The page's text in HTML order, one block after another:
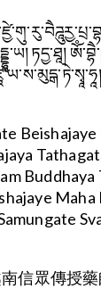
ཏདྱ་ཐཱ།
Beishajaye
Buddhaya
Maha
信眾傳授